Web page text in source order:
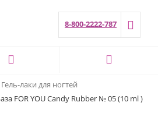
8-800-2222-787
Гель-лаки для ногтей
База FOR YOU Candy Rubber № 05 (10 ml )